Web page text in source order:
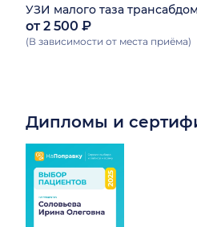
УЗИ малого таза
от 2 500 ₽
(В зависимости от места приёма)
Дипломы и